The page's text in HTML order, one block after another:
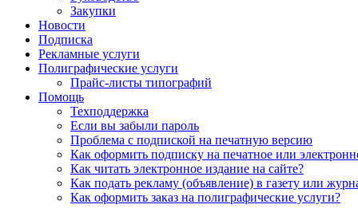
Закупки
Новости
Подписка
Рекламные услуги
Полиграфические услуги
Прайс-листы типографий
Помощь
Техподдержка
Если вы забыли пароль
Проблема с подпиской на печатную версию
Как оформить подписку на печатное или
Как читать электронное издание на сайте?
Как подать рекламу (объявление) в газету или
Как оформить заказ на полиграфические уcлуги?